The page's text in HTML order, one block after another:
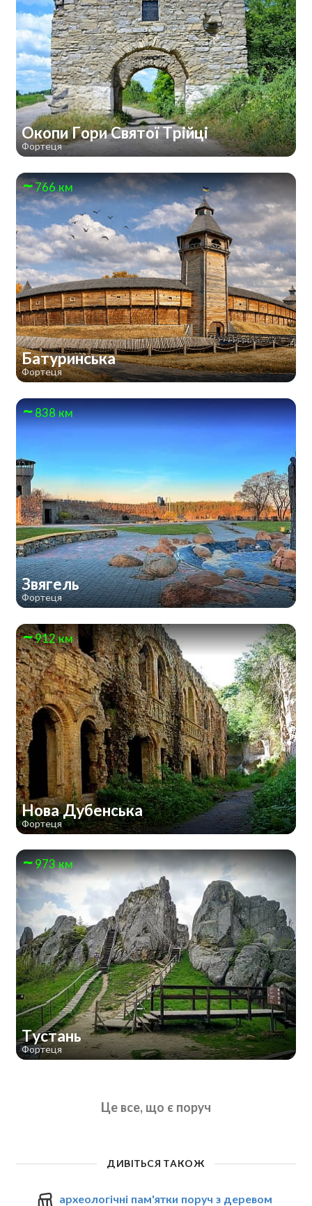
Окопи Гори Святої Трійці
Фортеця
766 км
Батуринська
Фортеця
838 км
Звягель
Фортеця
912 км
Нова Дубенська
Фортеця
973 км
Тустань
Фортеця
Це все, що є поруч
ДИВІТЬСЯ ТАКОЖ
археологічні пам'ятки поруч з деревом